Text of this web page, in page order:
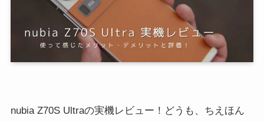
nubia Z70S Ultraの実機レビュー！どうも、ちえほん